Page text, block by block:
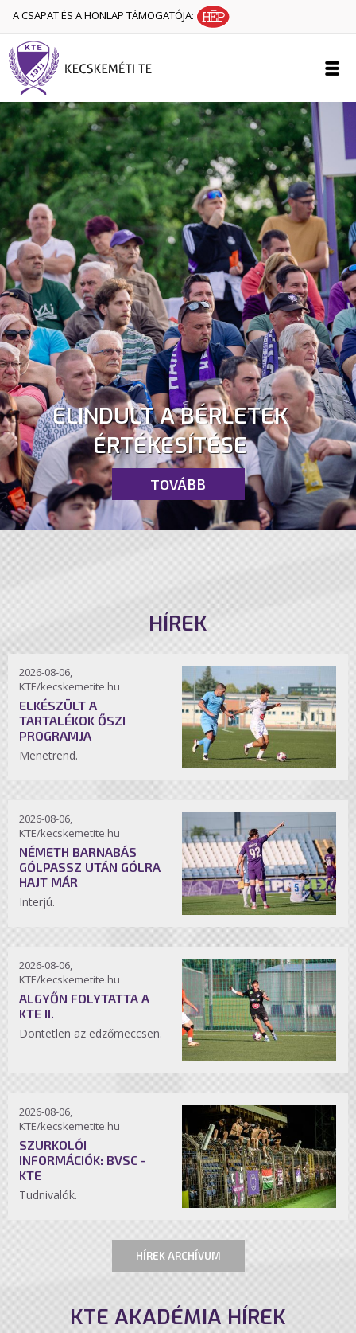
A CSAPAT ÉS A HONLAP TÁMOGATÓJA:
ELINDULT A BÉRLETEK
ÉRTÉKESÍTÉSE
TOVÁBB
HÍREK
2026-08-06,
KTE/kecskemetite.hu
ELKÉSZÜLT A
TARTALÉKOK ŐSZI
PROGRAMJA
Menetrend.
2026-08-06,
KTE/kecskemetite.hu
NÉMETH BARNABÁS
GÓLPASSZ UTÁN GÓLRA
HAJT MÁR
Interjú.
2026-08-06,
KTE/kecskemetite.hu
ALGYŐN FOLYTATTA A
KTE II.
Döntetlen az edzőmeccsen.
2026-08-06,
KTE/kecskemetite.hu
SZURKOLÓI
INFORMÁCIÓK: BVSC -
KTE
Tudnivalók.
HÍREK ARCHÍVUM
KTE AKADÉMIA HÍREK